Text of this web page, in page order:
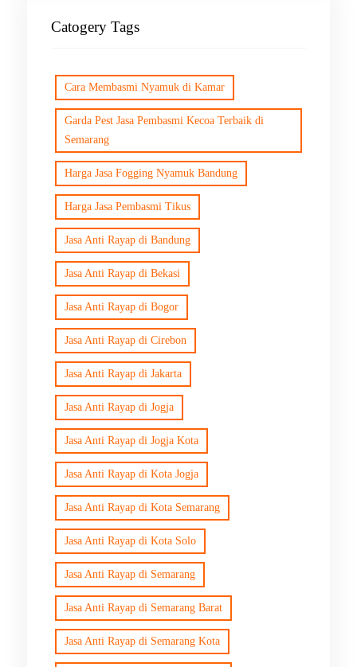
Catogery Tags
Cara Membasmi Nyamuk di Kamar
Garda Pest Jasa Pembasmi Kecoa Terbaik di
Semarang
Harga Jasa Fogging Nyamuk Bandung
Harga Jasa Pembasmi Tikus
Jasa Anti Rayap di Bandung
Jasa Anti Rayap di Bekasi
Jasa Anti Rayap di Bogor
Jasa Anti Rayap di Cirebon
Jasa Anti Rayap di Jakarta
Jasa Anti Rayap di Jogja
Jasa Anti Rayap di Jogja Kota
Jasa Anti Rayap di Kota Jogja
Jasa Anti Rayap di Kota Semarang
Jasa Anti Rayap di Kota Solo
Jasa Anti Rayap di Semarang
Jasa Anti Rayap di Semarang Barat
Jasa Anti Rayap di Semarang Kota